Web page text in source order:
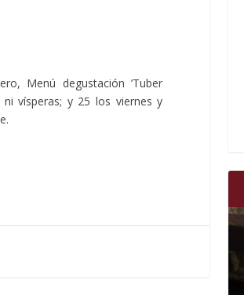
Menú degustación ’Tuber
vísperas; y 25 los viernes y